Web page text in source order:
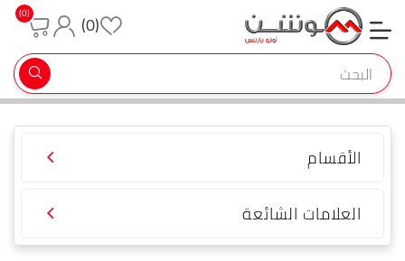
(0)
تسجيل جديد
(0)
الأقسام
العلامات الشائعة